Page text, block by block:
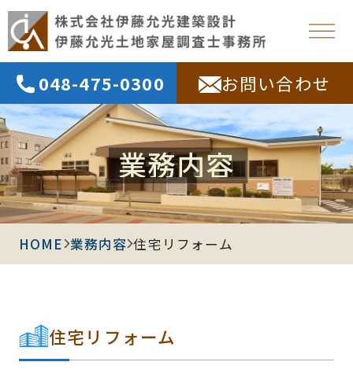
048-475-0300 お問い合わせ
業務内容
HOME 業務内容 住宅リフォーム
住宅リフォーム